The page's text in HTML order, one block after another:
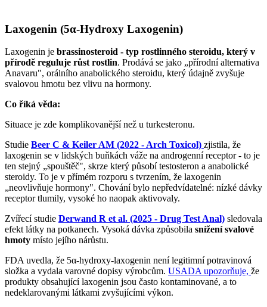
Laxogenin (5α-Hydroxy Laxogenin)
Laxogenin je brassinosteroid - typ rostlinného steroidu, který v
přírodě reguluje růst rostlin. Prodává se jako „přírodní alternativa
Anavaru", orálního anabolického steroidu, který údajně zvyšuje
svalovou hmotu bez vlivu na hormony.
Co říká věda:
Situace je zde komplikovanější než u turkesteronu.
Studie Beer C & Keiler AM (2022 - Arch Toxicol) zjistila, že
laxogenin se v lidských buňkách váže na androgenní receptor - to je
ten stejný „spouštěč", skrze který působí testosteron a anabolické
steroidy. To je v přímém rozporu s tvrzením, že laxogenin
„neovlivňuje hormony". Chování bylo nepředvídatelné: nízké dávky
receptor tlumily, vysoké ho naopak aktivovaly.
Zvířecí studie Derwand R et al. (2025 - Drug Test Anal) sledovala
efekt látky na potkanech. Vysoká dávka způsobila snížení svalové
hmoty místo jejího nárůstu.
FDA uvedla, že 5α-hydroxy-laxogenin není legitimní potravinová
složka a vydala varovné dopisy výrobcům. USADA upozorňuje, že
produkty obsahující laxogenin jsou často kontaminované, a to
nedeklarovanými látkami zvyšujícími výkon.